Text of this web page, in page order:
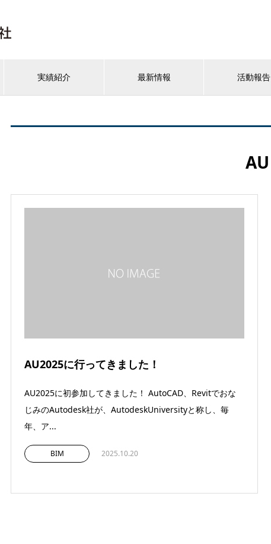
実績紹介 最新情報 活動報告
AU
AU2025に行ってきました！
AU2025に初参加してきました！ AutoCAD、Revitでおな
じみのAutodesk社が、AutodeskUniversityと称し、毎
年、ア...
BIM 2025.10.20